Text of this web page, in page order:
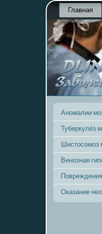
Главная
Аномалии
Туберкулёз
Шистосомоз
Венозная
Оказание